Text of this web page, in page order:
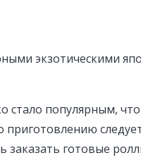
экзотическими
стало популярным,
заказать готовые